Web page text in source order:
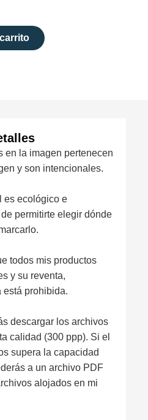
en la imagen pertenecen
y son intencionales.
es ecológico e
permitirte elegir dónde
todos mis productos
y su reventa,
está prohibida.
descargar los archivos
calidad (300 ppp). Si el
supera la capacidad
a un archivo PDF
alojados en mi